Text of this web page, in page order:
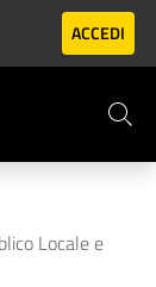
ACCEDI
Locale e